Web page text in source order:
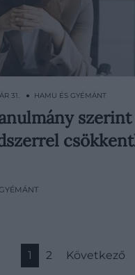
fáradtnak
munkavégzés
szerint érdemes lehet
módszert,
hasznosak
31. ● HAMU ÉS GYÉMÁNT
szerint
1 2 Következő